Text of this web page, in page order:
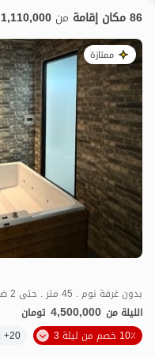
86 مكان إقامة من 1,110,000
ممتازة
بدون غرفة نوم . 45 متر . حتى 2 ضيف
الليلة من 4,500,000 تومان
10٪ خصم من ليلة 3
20+ حجز ناجح